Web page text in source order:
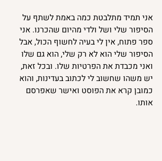
אני תמיד מתלבטת כמה באמת לשתף על
הסיפור שלי ושל ולדי מהיום שהכרנו. אני
ספר פתוח, אין לי בעיה לחשוף הכול, אבל
הסיפור שלי הוא לא רק שלי, הוא גם שלו
ואני מכבדת את הפרטיות שלו. ובכל זאת,
יש משהו שחשוב לי לכתוב בעדינות, והוא
כמובן קרא את הפוסט ואישר שאפרסם
אותו.